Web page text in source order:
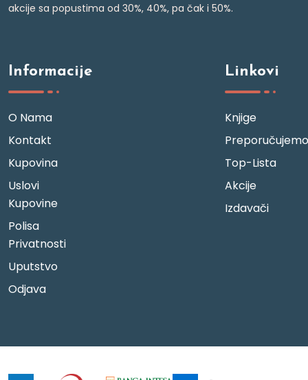
akcije sa popustima od 30%, 40%, pa čak i 50%.
Informacije
O Nama
Kontakt
Kupovina
Uslovi
Kupovine
Polisa
Privatnosti
Uputstvo
Odjava
Linkovi
Knjige
Preporučujemo
Top-Lista
Akcije
Izdavači